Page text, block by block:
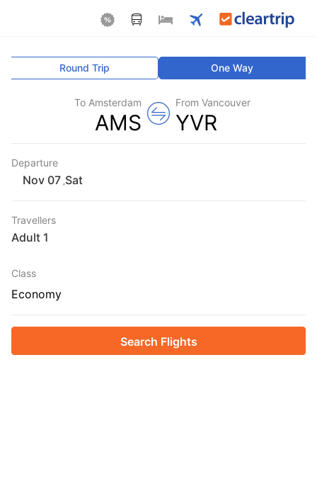
One Way
Round Trip
From Vancouver
YVR
To Amsterdam
AMS
Departure
Sat
Travellers
1 Adult
Class
Economy